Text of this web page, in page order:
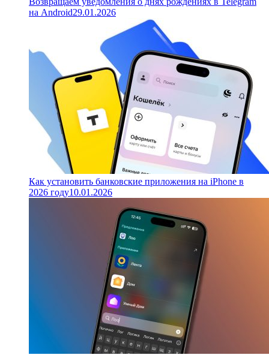
на Android29.01.2026
Как установить банковские приложения на iPhone в
2026 году10.01.2026